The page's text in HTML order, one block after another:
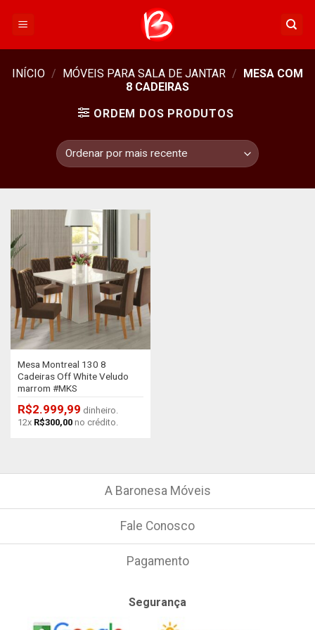
INÍCIO / MÓVEIS PARA SALA DE JANTAR / MESA COM
8 CADEIRAS
ORDEM DOS PRODUTOS
Mesa Montreal 130 8
Cadeiras Off White Veludo
marrom #MKS
R$2.999,99 dinheiro.
12x R$300,00no crédito.
A Baronesa Móveis
Fale Conosco
Pagamento
Segurança